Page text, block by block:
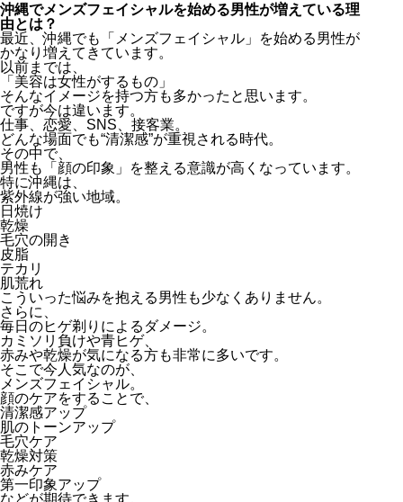
沖縄でメンズフェイシャルを始める男性が増えている理
由とは？
最近、沖縄でも「メンズフェイシャル」を始める男性が
かなり増えてきています。
以前までは、
「美容は女性がするもの」
そんなイメージを持つ方も多かったと思います。
ですが今は違います。
仕事、恋愛、SNS、接客業。
どんな場面でも“清潔感”が重視される時代。
その中で、
男性も「顔の印象」を整える意識が高くなっています。
特に沖縄は、
紫外線が強い地域。
日焼け
乾燥
毛穴の開き
皮脂
テカリ
肌荒れ
こういった悩みを抱える男性も少なくありません。
さらに、
毎日のヒゲ剃りによるダメージ。
カミソリ負けや青ヒゲ、
赤みや乾燥が気になる方も非常に多いです。
そこで今人気なのが、
メンズフェイシャル。
顔のケアをすることで、
清潔感アップ
肌のトーンアップ
毛穴ケア
乾燥対策
赤みケア
第一印象アップ
などが期待できます。